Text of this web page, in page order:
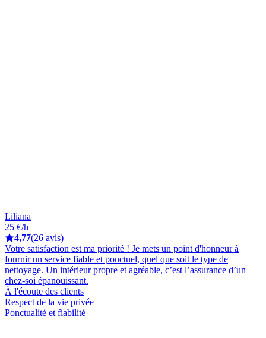
Liliana
25 €/h
4,77(26 avis)
Votre satisfaction est ma priorité ! Je mets un point d'honneur à
fournir un service fiable et ponctuel, quel que soit le type de
nettoyage. Un intérieur propre et agréable, c’est l’assurance d’un
chez-soi épanouissant.
À l'écoute des clients
Respect de la vie privée
Ponctualité et fiabilité